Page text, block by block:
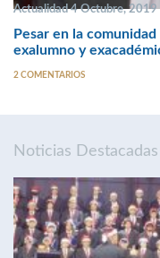
Actualidad 4 Octubre, 2019
Pesar en la
exalumno y
2 COMENTARIOS
Noticias Destacadas